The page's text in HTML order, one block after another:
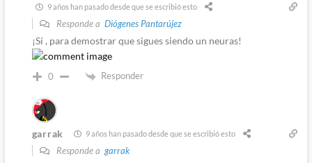
9 años han pasado desde que se escribió esto
Responde a Diógenes Pantarújez
¡Sí , para demostrar que sigues siendo un neuras!
0 Responder
garrak 9 años han pasado desde que se escribió esto
Responde a garrak